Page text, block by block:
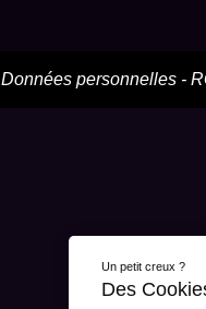
Données personnelles -
Un petit creux ?
Des